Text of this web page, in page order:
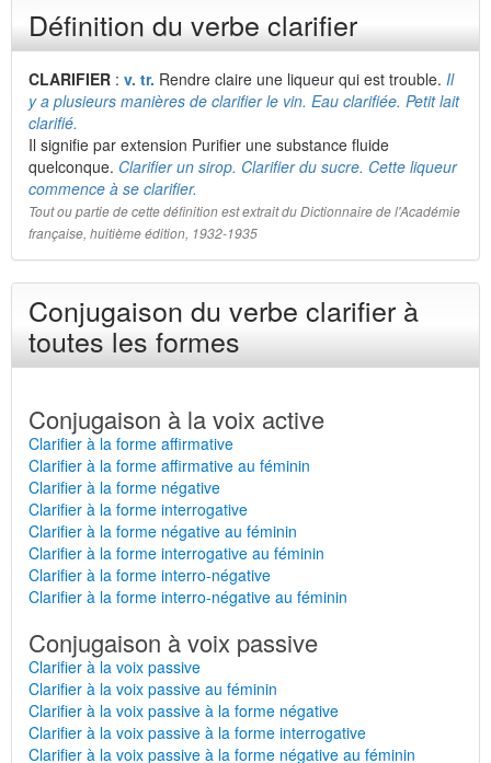
Définition du verbe clarifier
CLARIFIER : v. tr. Rendre claire une liqueur qui est trouble. Il
y a plusieurs manières de clarifier le vin. Eau clarifiée. Petit lait
clarifié.
Il signifie par extension Purifier une substance fluide
quelconque. Clarifier un sirop. Clarifier du sucre. Cette liqueur
commence à se clarifier.
Tout ou partie de cette définition est extrait du Dictionnaire de l'Académie
française, huitième édition, 1932-1935
Conjugaison du verbe clarifier à
toutes les formes
Conjugaison à la voix active
Clarifier à la forme affirmative
Clarifier à la forme affirmative au féminin
Clarifier à la forme négative
Clarifier à la forme interrogative
Clarifier à la forme négative au féminin
Clarifier à la forme interrogative au féminin
Clarifier à la forme interro-négative
Clarifier à la forme interro-négative au féminin
Conjugaison à voix passive
Clarifier à la voix passive
Clarifier à la voix passive au féminin
Clarifier à la voix passive à la forme négative
Clarifier à la voix passive à la forme interrogative
Clarifier à la voix passive à la forme négative au féminin